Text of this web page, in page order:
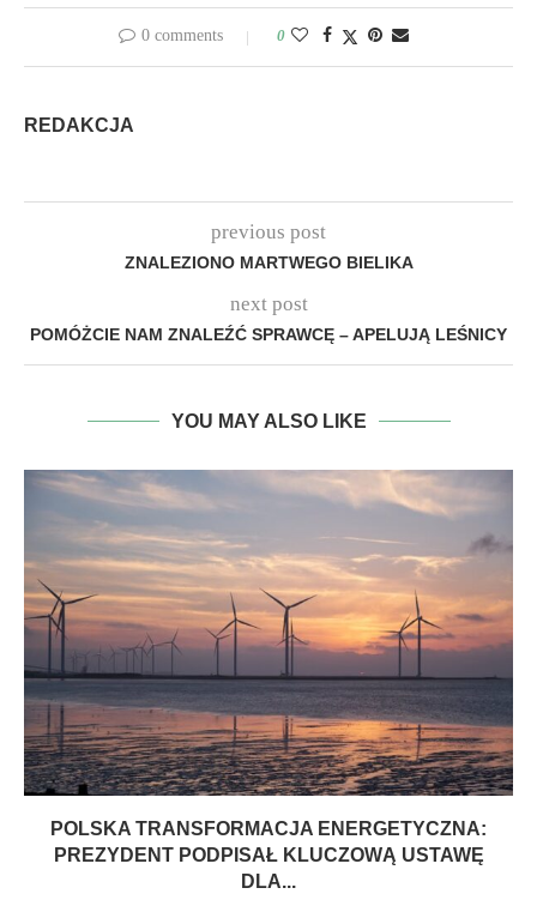
0 comments 0
REDAKCJA
previous post
ZNALEZIONO MARTWEGO BIELIKA
next post
POMÓŻCIE NAM ZNALEŹĆ SPRAWCĘ – APELUJĄ LEŚNICY
YOU MAY ALSO LIKE
POLSKA TRANSFORMACJA ENERGETYCZNA:
PREZYDENT PODPISAŁ KLUCZOWĄ USTAWĘ
DLA...